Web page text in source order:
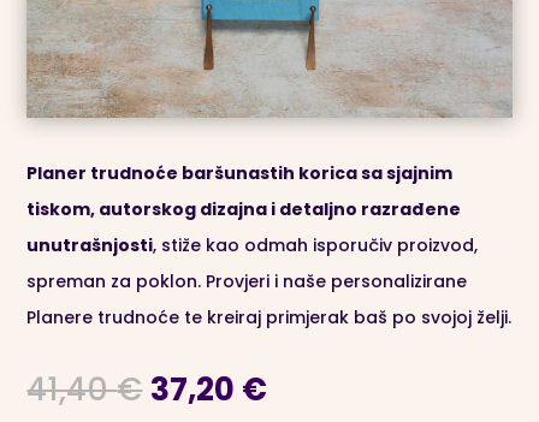
Planer trudnoće baršunastih korica sa sjajnim
tiskom, autorskog dizajna i detaljno razrađene
unutrašnjosti, stiže kao odmah isporučiv proizvod,
spreman za poklon. Provjeri i naše personalizirane
Planere trudnoće te kreiraj primjerak baš po svojoj želji.
41,40€ Izvorna
37,20 €